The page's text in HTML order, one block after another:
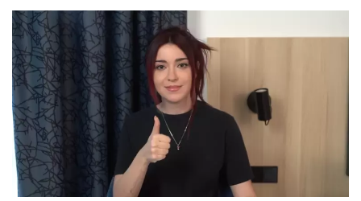
Spielsucht Hilfe
Deals News